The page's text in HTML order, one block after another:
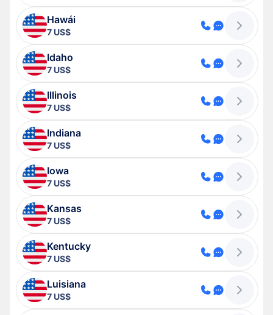
Hawái
7 US$
Idaho
7 US$
Illinois
7 US$
Indiana
7 US$
Iowa
7 US$
Kansas
7 US$
Kentucky
7 US$
Luisiana
7 US$